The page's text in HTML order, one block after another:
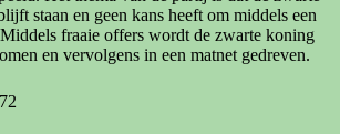
staan en geen kans heeft om middels een
fraaie offers wordt de zwarte koning
en vervolgens in een matnet gedreven.